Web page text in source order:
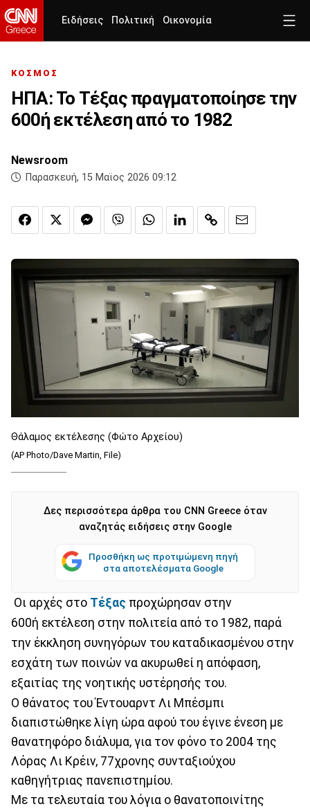
Ειδήσεις Πολιτική Οικονομία
ΚΟΣΜΟΣ
ΗΠΑ: Το Τέξας πραγματοποίησε την
600ή εκτέλεση από το 1982
Newsroom
Παρασκευή, 15 Μαϊος 2026 09:12
Θάλαμος εκτέλεσης (Φώτο Αρχείου)
(AP Photo/Dave Martin, File)
Δες περισσότερα άρθρα του CNN Greece όταν
αναζητάς ειδήσεις στην Google
Προσθήκη ως προτιμώμενη πηγή
στα αποτελέσματα Google
Οι αρχές στο Τέξας προχώρησαν στην
600ή εκτέλεση στην πολιτεία από το 1982, παρά
την έκκληση συνηγόρων του καταδικασμένου στην
εσχάτη των ποινών να ακυρωθεί η απόφαση,
εξαιτίας της νοητικής υστέρησής του.
Ο θάνατος του Έντουαρντ Λι Μπέσμπι
διαπιστώθηκε λίγη ώρα αφού του έγινε ένεση με
θανατηφόρο διάλυμα, για τον φόνο το 2004 της
Λόρας Λι Κρέιν, 77χρονης συνταξιούχου
καθηγήτριας πανεπιστημίου.
Με τα τελευταία του λόγια ο θανατοποινίτης